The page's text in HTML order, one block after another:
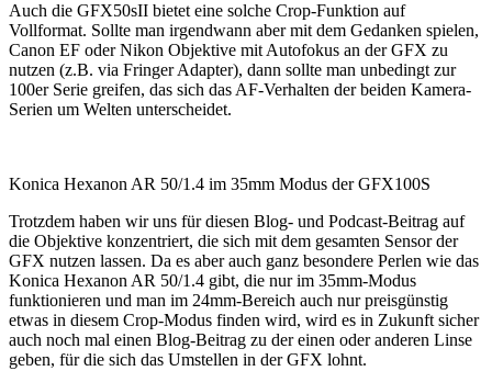
Auch die GFX50sII bietet eine solche Crop-Funktion auf
Vollformat. Sollte man irgendwann aber mit dem Gedanken spielen,
Canon EF oder Nikon Objektive mit Autofokus an der GFX zu
nutzen (z.B. via Fringer Adapter), dann sollte man unbedingt zur
100er Serie greifen, das sich das AF-Verhalten der beiden Kamera-
Serien um Welten unterscheidet.
Konica Hexanon AR 50/1.4 im 35mm Modus der GFX100S
Trotzdem haben wir uns für diesen Blog- und Podcast-Beitrag auf
die Objektive konzentriert, die sich mit dem gesamten Sensor der
GFX nutzen lassen. Da es aber auch ganz besondere Perlen wie das
Konica Hexanon AR 50/1.4 gibt, die nur im 35mm-Modus
funktionieren und man im 24mm-Bereich auch nur preisgünstig
etwas in diesem Crop-Modus finden wird, wird es in Zukunft sicher
auch noch mal einen Blog-Beitrag zu der einen oder anderen Linse
geben, für die sich das Umstellen in der GFX lohnt.